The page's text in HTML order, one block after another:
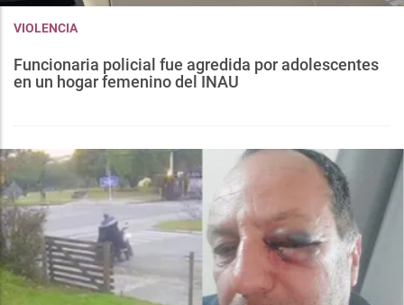
VIOLENCIA
Funcionaria policial fue agredida por adolescentes
en un hogar femenino del INAU